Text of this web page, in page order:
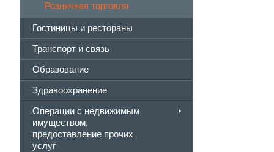
Розничная торговля
Гостиницы и рестораны
Транспорт и связь
Образование
Здравоохранение
Операции с недвижимым
имуществом,
предоставление прочих
услуг